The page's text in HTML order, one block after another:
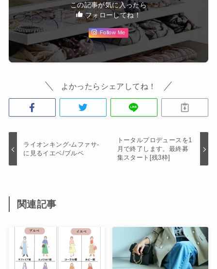
この記事が気に入ったら
フォローしてね！
Follow Me
よかったらシェアしてね！
ライオンキング-ムファサ-
に見るイエベ/ブルベ
トータルプロデュースを1
月で終了します。最終募
集スタート[残3枠]
関連記事